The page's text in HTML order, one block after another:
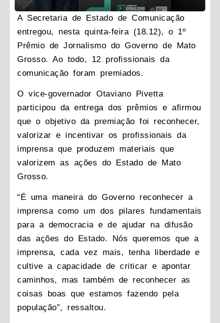
A Secretaria de Estado de Comunicação
entregou, nesta quinta-feira (18.12), o 1º
Prêmio de Jornalismo do Governo de Mato
Grosso. Ao todo, 12 profissionais da
comunicação foram premiados.
O vice-governador Otaviano Pivetta
participou da entrega dos prêmios e afirmou
que o objetivo da premiação foi reconhecer,
valorizar e incentivar os profissionais da
imprensa que produzem materiais que
valorizem as ações do Estado de Mato
Grosso.
“É uma maneira do Governo reconhecer a
imprensa como um dos pilares fundamentais
para a democracia e de ajudar na difusão
das ações do Estado. Nós queremos que a
imprensa, cada vez mais, tenha liberdade e
cultive a capacidade de criticar e apontar
caminhos, mas também de reconhecer as
coisas boas que estamos fazendo pela
população”, ressaltou.